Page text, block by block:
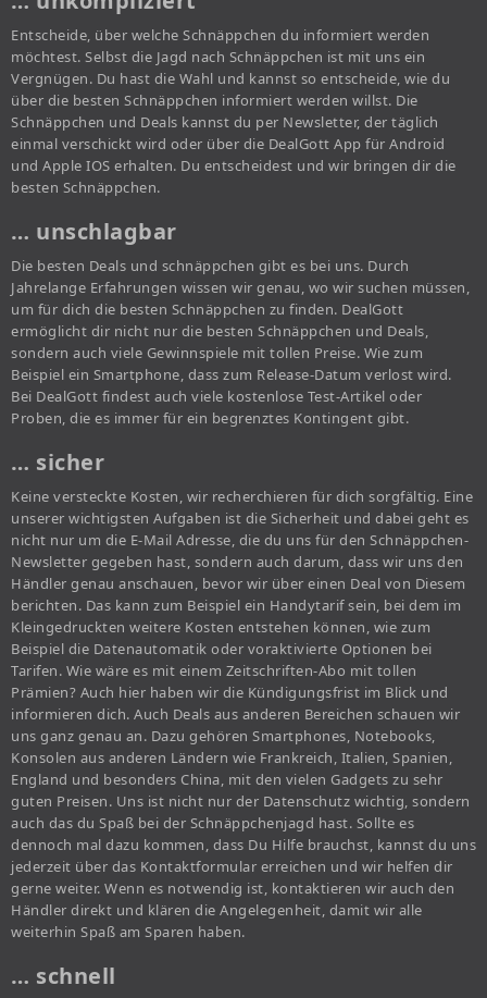
Entscheide, über welche Schnäppchen du informiert werden
möchtest. Selbst die Jagd nach Schnäppchen ist mit uns ein
Vergnügen. Du hast die Wahl und kannst so entscheide, wie du
über die besten Schnäppchen informiert werden willst. Die
Schnäppchen und Deals kannst du per Newsletter, der täglich
einmal verschickt wird oder über die DealGott App für Android
und Apple IOS erhalten. Du entscheidest und wir bringen dir die
besten Schnäppchen.
… unschlagbar
Die besten Deals und schnäppchen gibt es bei uns. Durch
Jahrelange Erfahrungen wissen wir genau, wo wir suchen müssen,
um für dich die besten Schnäppchen zu finden. DealGott
ermöglicht dir nicht nur die besten Schnäppchen und Deals,
sondern auch viele Gewinnspiele mit tollen Preise. Wie zum
Beispiel ein Smartphone, dass zum Release-Datum verlost wird.
Bei DealGott findest auch viele kostenlose Test-Artikel oder
Proben, die es immer für ein begrenztes Kontingent gibt.
… sicher
Keine versteckte Kosten, wir recherchieren für dich sorgfältig. Eine
unserer wichtigsten Aufgaben ist die Sicherheit und dabei geht es
nicht nur um die E-Mail Adresse, die du uns für den Schnäppchen-
Newsletter gegeben hast, sondern auch darum, dass wir uns den
Händler genau anschauen, bevor wir über einen Deal von Diesem
berichten. Das kann zum Beispiel ein Handytarif sein, bei dem im
Kleingedruckten weitere Kosten entstehen können, wie zum
Beispiel die Datenautomatik oder voraktivierte Optionen bei
Tarifen. Wie wäre es mit einem Zeitschriften-Abo mit tollen
Prämien? Auch hier haben wir die Kündigungsfrist im Blick und
informieren dich. Auch Deals aus anderen Bereichen schauen wir
uns ganz genau an. Dazu gehören Smartphones, Notebooks,
Konsolen aus anderen Ländern wie Frankreich, Italien, Spanien,
England und besonders China, mit den vielen Gadgets zu sehr
guten Preisen. Uns ist nicht nur der Datenschutz wichtig, sondern
auch das du Spaß bei der Schnäppchenjagd hast. Sollte es
dennoch mal dazu kommen, dass Du Hilfe brauchst, kannst du uns
jederzeit über das Kontaktformular erreichen und wir helfen dir
gerne weiter. Wenn es notwendig ist, kontaktieren wir auch den
Händler direkt und klären die Angelegenheit, damit wir alle
weiterhin Spaß am Sparen haben.
… schnell